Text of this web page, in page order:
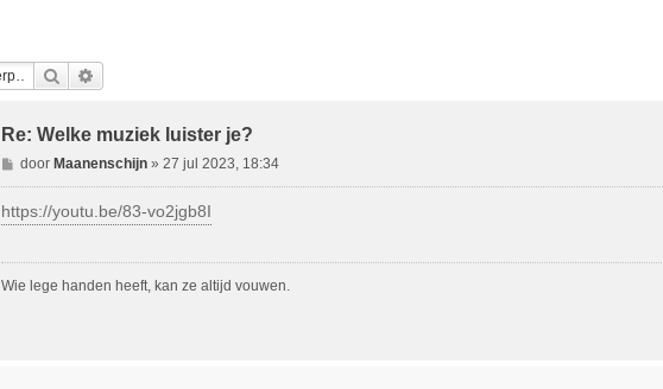
Zoek
Re: Welke muziek luister je?
B
e
r
i
h
t
door Maanenschijn» 27 jul 2023, 18:34
https://youtu.be/83-vo2jgb8I
Wie lege handen heeft, kan ze altijd vouwen.